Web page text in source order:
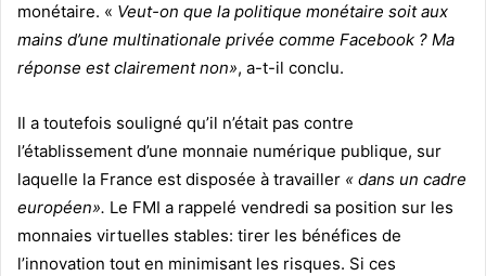
monétaire. « Veut-on que la politique monétaire soit aux
mains d’une multinationale privée comme Facebook ? Ma
réponse est clairement non», a-t-il conclu.
Il a toutefois souligné qu’il n’était pas contre
l’établissement d’une monnaie numérique publique, sur
laquelle la France est disposée à travailler « dans un cadre
européen». Le FMI a rappelé vendredi sa position sur les
monnaies virtuelles stables: tirer les bénéfices de
l’innovation tout en minimisant les risques. Si ces